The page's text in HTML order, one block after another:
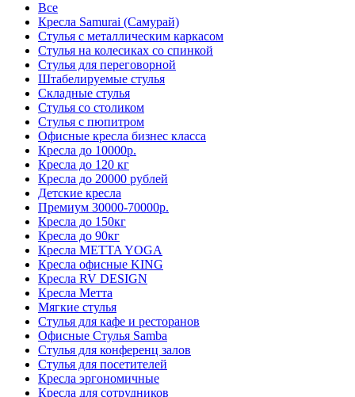
Все
Кресла Samurai (Самурай)
Стулья с металлическим каркасом
Стулья на колесиках со спинкой
Стулья для переговорной
Штабелируемые стулья
Складные стулья
Стулья со столиком
Стулья с пюпитром
Офисные кресла бизнес класса
Кресла до 10000р.
Кресла до 120 кг
Кресла до 20000 рублей
Детские кресла
Премиум 30000-70000р.
Кресла до 150кг
Кресла до 90кг
Кресла METTA YOGA
Кресла офисные KING
Кресла RV DESIGN
Кресла Метта
Мягкие стулья
Стулья для кафе и ресторанов
Офисные Стулья Samba
Стулья для конференц залов
Стулья для посетителей
Кресла эргономичные
Кресла для сотрудников